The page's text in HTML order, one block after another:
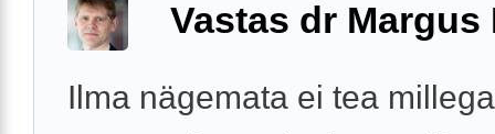
Vastas dr Margus
Ilma nägemata ei tea